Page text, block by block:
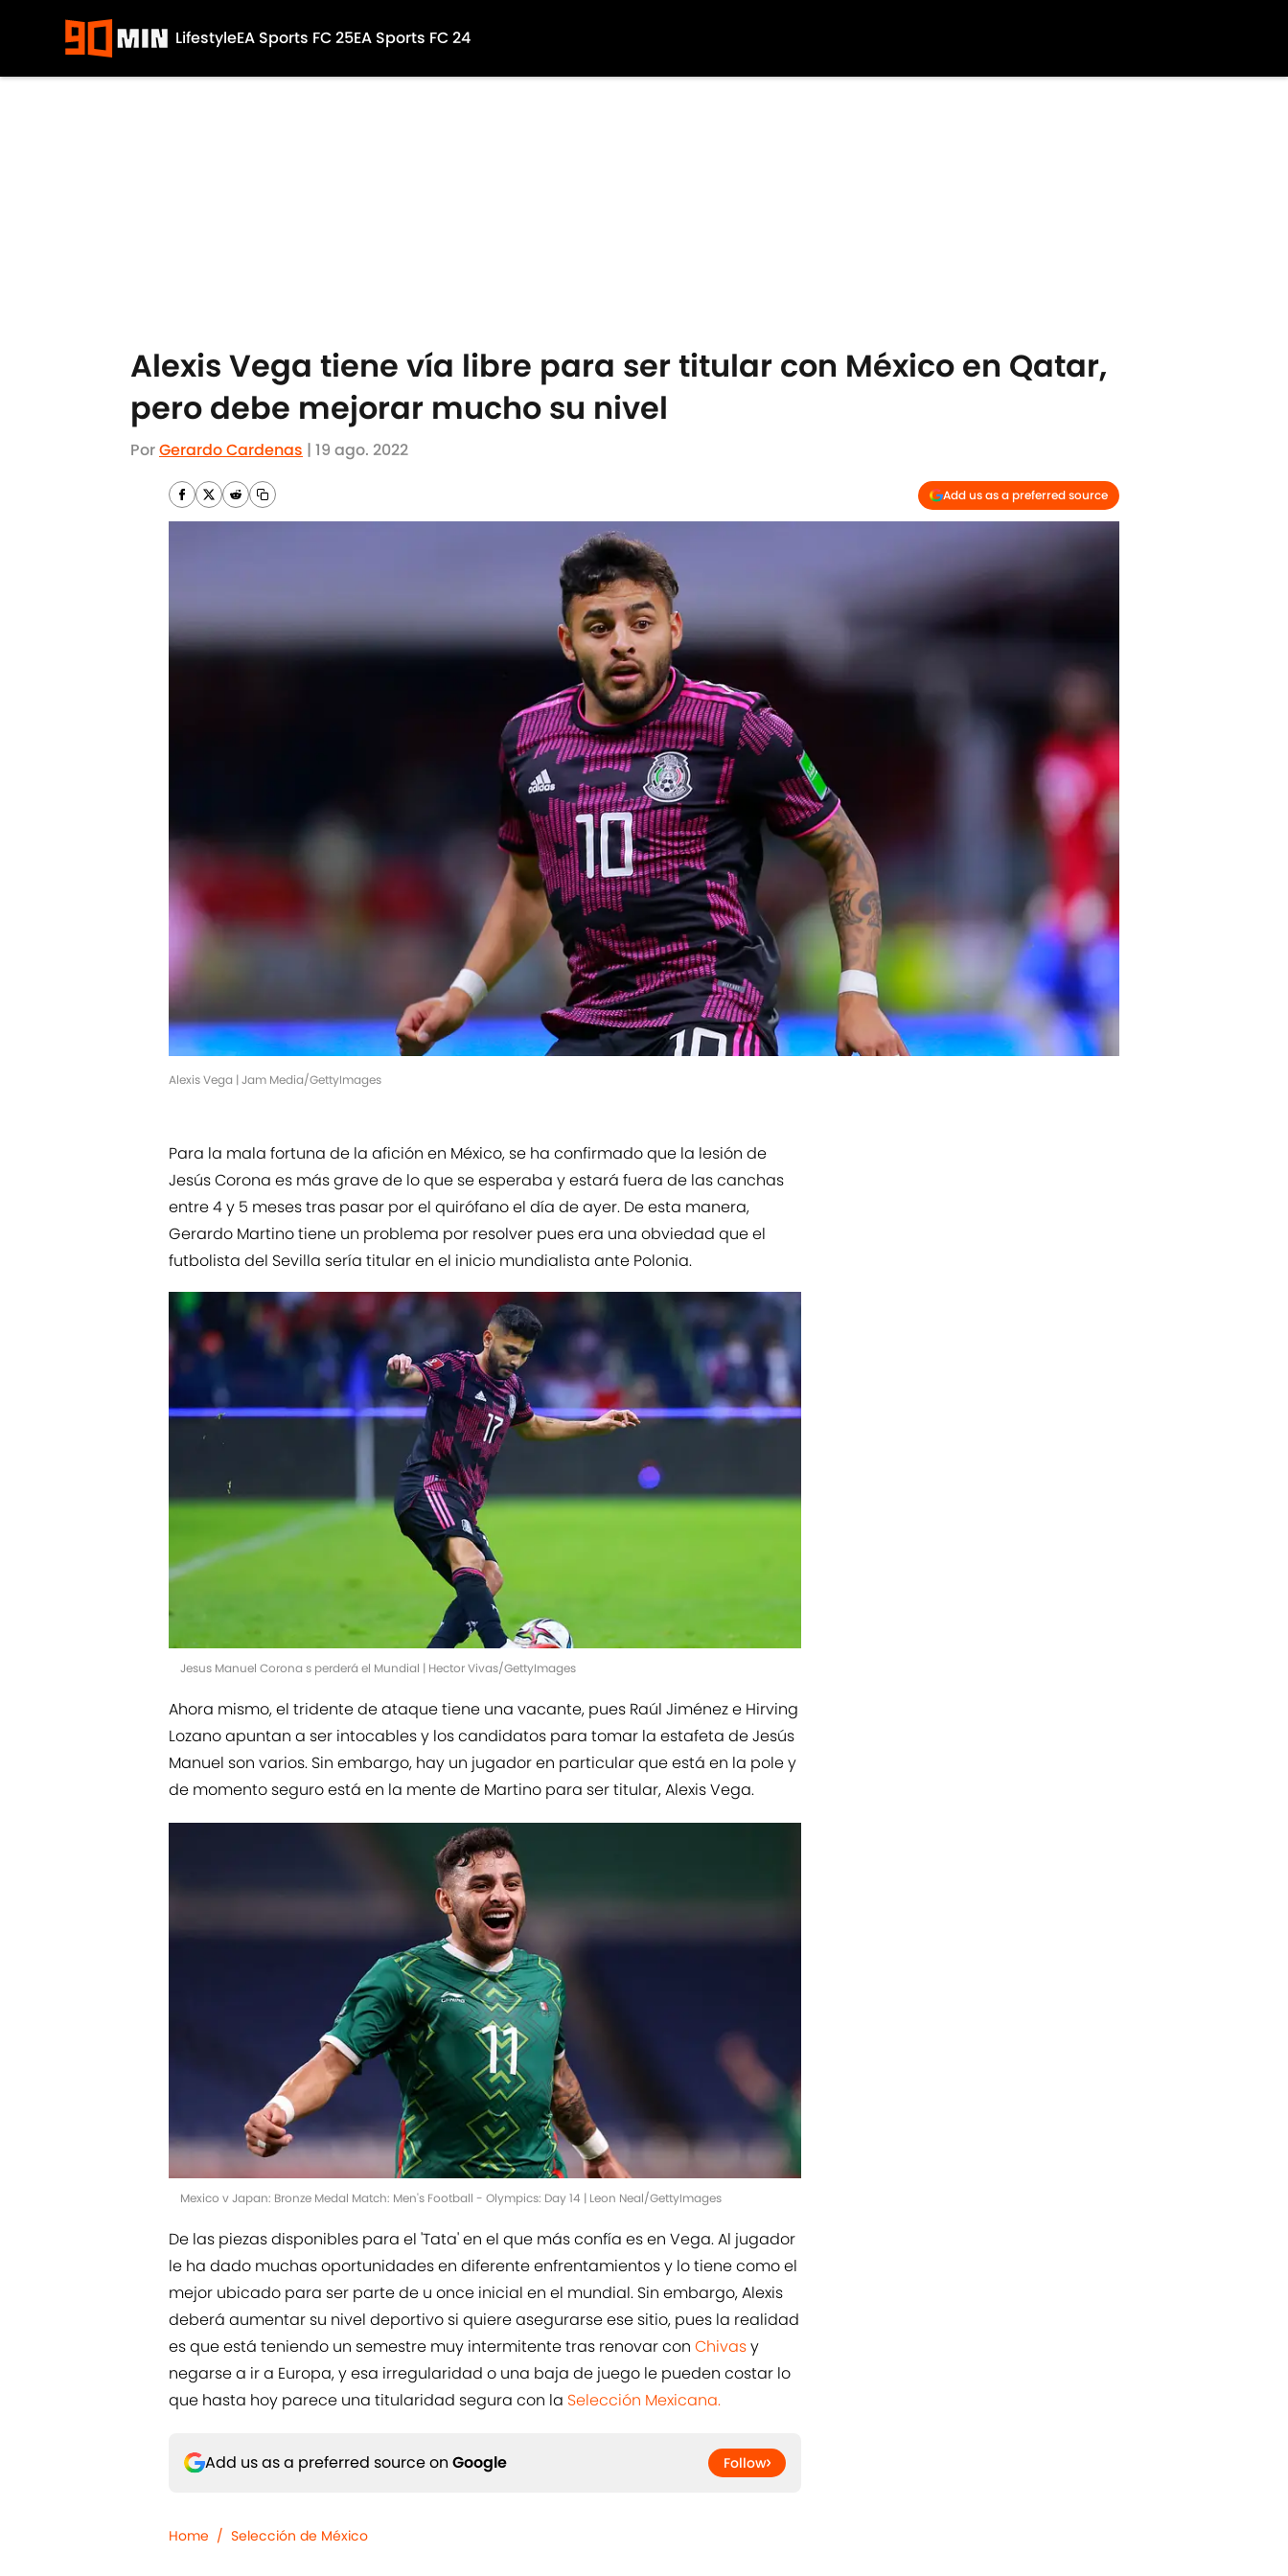
LifestyleEA Sports FC 25EA Sports FC 24
Alexis Vega tiene vía libre para ser titular con México en Qatar,
pero debe mejorar mucho su nivel
PorGerardo Cardenas | 19 ago. 2022
Add us as a preferred source
Alexis Vega | Jam Media/GettyImages
Para la mala fortuna de la afición en México, se ha confirmado que la lesión de
Jesús Corona es más grave de lo que se esperaba y estará fuera de las canchas
entre 4 y 5 meses tras pasar por el quirófano el día de ayer. De esta manera,
Gerardo Martino tiene un problema por resolver pues era una obviedad que el
futbolista del Sevilla sería titular en el inicio mundialista ante Polonia.
Jesus Manuel Corona s perderá el Mundial | Hector Vivas/GettyImages
Ahora mismo, el tridente de ataque tiene una vacante, pues Raúl Jiménez e Hirving
Lozano apuntan a ser intocables y los candidatos para tomar la estafeta de Jesús
Manuel son varios. Sin embargo, hay un jugador en particular que está en la pole y
de momento seguro está en la mente de Martino para ser titular, Alexis Vega.
Mexico v Japan: Bronze Medal Match: Men's Football - Olympics: Day 14 | Leon Neal/GettyImages
De las piezas disponibles para el 'Tata' en el que más confía es en Vega. Al jugador
le ha dado muchas oportunidades en diferente enfrentamientos y lo tiene como el
mejor ubicado para ser parte de u once inicial en el mundial. Sin embargo, Alexis
deberá aumentar su nivel deportivo si quiere asegurarse ese sitio, pues la realidad
es que está teniendo un semestre muy intermitente tras renovar con Chivasy
negarse a ir a Europa, y esa irregularidad o una baja de juego le pueden costar lo
que hasta hoy parece una titularidad segura con la Selección Mexicana.
Add us as a preferred source on Google Follow
Home / Selección de México